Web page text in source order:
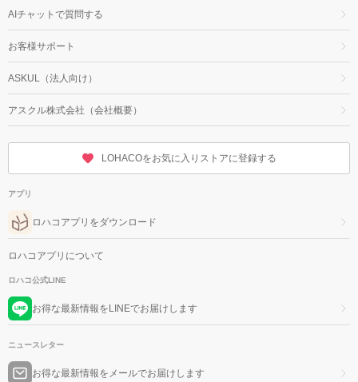
AIチャットで質問する
お客様サポート
ASKUL（法人向け）
アスクル株式会社（会社概要）
LOHACOをお気に入りストアに登録する
アプリ
ロハコアプリをダウンロード
ロハコアプリについて
ロハコ公式LINE
お得な最新情報をLINEでお届けします
ニュースレター
お得な最新情報をメールでお届けします